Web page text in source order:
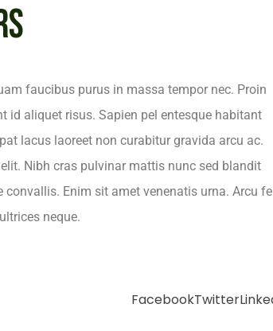
faucibus purus in massa tempor nec. Proin
id aliquet risus. Sapien pel entesque habitant
lacus laoreet non curabitur gravida arcu ac.
Nibh cras pulvinar mattis nunc sed blandit
Enim sit amet venenatis urna. Arcu
neque.
FacebookTwitter